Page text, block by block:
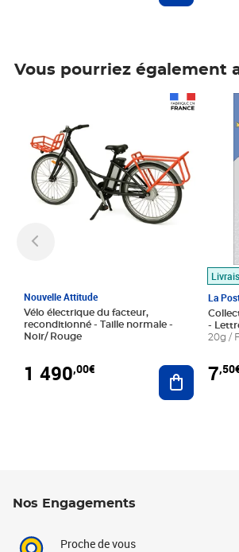
Vous pourriez également
Nouvelle Attitude
Vélo électrique du facteur,
reconditionné - Taille normale -
Noir/ Rouge
1 490,00€ Ajouter au
La
-
20g /
7
Prix
Nos Engagements
Proche de vous